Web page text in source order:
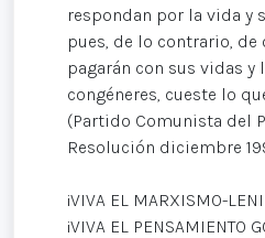
respondan por la vida y
pues, de lo contrario,
pagarán con sus vidas y
congéneres, cueste lo
(Partido Comunista del
Resolución diciembre
¡VIVA EL MARXISMO-
¡VIVA EL PENSAMIENTO